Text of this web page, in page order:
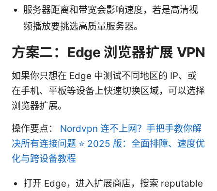
服务器距离和带宽会影响速度，若是高清视
频播放要挑选高质量服务器。
方案二：Edge 浏览器扩展 VPN
如果你只想在 Edge 中测试不同地区的 IP、或
在手机、平板等设备上快速切换区域，可以选择
浏览器扩展。
操作要点： Nordvpn 连不上网？手把手教你解
决所有连接问题 ⭐ 2025 版：全面排障、速度优
化与跨设备教程
打开 Edge，进入扩展商店，搜索 reputable